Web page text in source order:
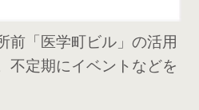
前「医学町ビル」の活用
不定期にイベントなどを